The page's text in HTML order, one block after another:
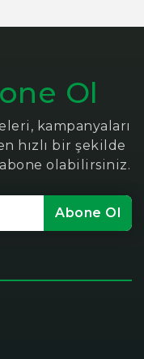
Ol
kampanyaları
hızlı bir şekilde
olabilirsiniz.
Abone Ol